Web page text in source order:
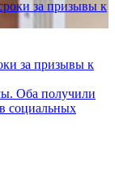
за призывы к
Оба получили
социальных